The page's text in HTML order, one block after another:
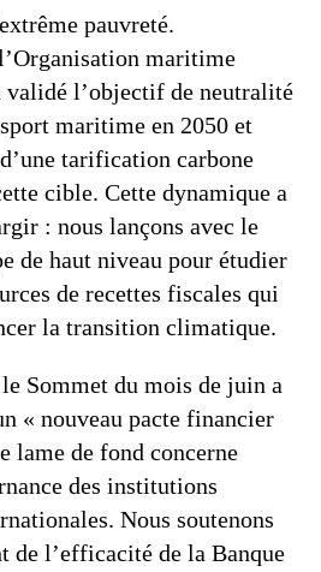
pauvreté.
maritime
validé l’objectif de neutralité
maritime en 2050 et
tarification carbone
cible. Cette dynamique a
: nous lançons avec le
de haut niveau pour étudier
de recettes fiscales qui
la transition climatique.
Sommet du mois de juin a
« nouveau pacte financier
lame de fond concerne
des institutions
Nous soutenons
de l’efficacité de la Banque